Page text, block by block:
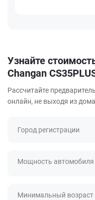
Узнайте
Changan
Рассчитайте
онлайн, не выходя из дома
Город регистрации
Мощность автомобиля
Минимальный возраст